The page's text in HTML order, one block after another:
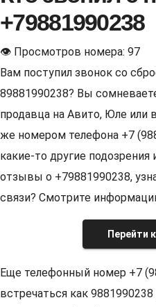
+79881990238
👁 Просмотров номера: 97
Вам поступил звонок со
89881990238? Вы
продавца на Авито, Юле или
же номером телефона +7
какие-то другие подозрения
отзывы о +79881990238,
связи? Смотрите
Перейти
Еще телефонный номер +7
встречаться как